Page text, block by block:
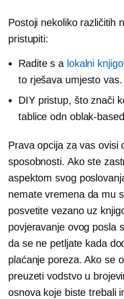
Postoji nekoliko različitih
pristupiti:
Radite s a lokalni
to rješava umjesto vas.
DIY pristup, što znači
tablice odn oblak-based
Prava opcija za vas ovisi
sposobnosti. Ako ste
aspektom svog
nemate vremena da mu
posvetitevezano uz
povjeravanje ovog posla
da se ne petljate kada
plaćanje poreza. Ako se
preuzeti vodstvo u
osnova koje biste trebali